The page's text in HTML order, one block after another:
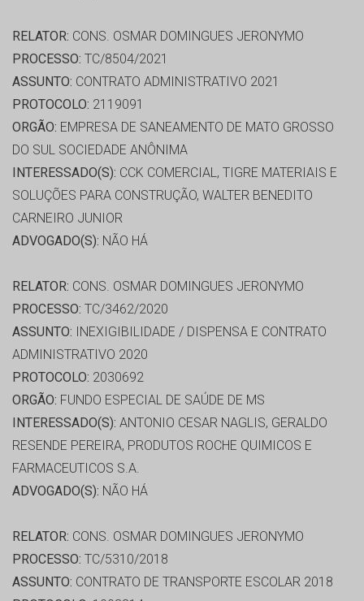
RELATOR: CONS. OSMAR DOMINGUES JERONYMO
PROCESSO: TC/8504/2021
ASSUNTO: CONTRATO ADMINISTRATIVO 2021
PROTOCOLO: 2119091
ORGÃO: EMPRESA DE SANEAMENTO DE MATO GROSSO
DO SUL SOCIEDADE ANÔNIMA
INTERESSADO(S): CCK COMERCIAL, TIGRE MATERIAIS E
SOLUÇÕES PARA CONSTRUÇÃO, WALTER BENEDITO
CARNEIRO JUNIOR
ADVOGADO(S): NÃO HÁ
RELATOR: CONS. OSMAR DOMINGUES JERONYMO
PROCESSO: TC/3462/2020
ASSUNTO: INEXIGIBILIDADE / DISPENSA E CONTRATO
ADMINISTRATIVO 2020
PROTOCOLO: 2030692
ORGÃO: FUNDO ESPECIAL DE SAÚDE DE MS
INTERESSADO(S): ANTONIO CESAR NAGLIS, GERALDO
RESENDE PEREIRA, PRODUTOS ROCHE QUIMICOS E
FARMACEUTICOS S.A.
ADVOGADO(S): NÃO HÁ
RELATOR: CONS. OSMAR DOMINGUES JERONYMO
PROCESSO: TC/5310/2018
ASSUNTO: CONTRATO DE TRANSPORTE ESCOLAR 2018